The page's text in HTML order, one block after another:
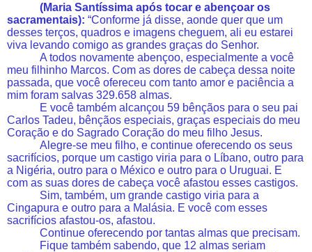
(Maria Santíssima após tocar e abençoar os
sacramentais): “Conforme já disse, aonde quer que um
desses terços, quadros e imagens cheguem, ali eu estarei
viva levando comigo as grandes graças do Senhor.
A todos novamente abençoo, especialmente a você
meu filhinho Marcos. Com as dores de cabeça dessa noite
passada, que você ofereceu com tanto amor e paciência a
mim foram salvas 329.658 almas.
E você também alcançou 59 bênçãos para o seu pai
Carlos Tadeu, bênçãos especiais, graças especiais do meu
Coração e do Sagrado Coração do meu filho Jesus.
Alegre-se meu filho, e continue oferecendo os seus
sacrifícios, porque um castigo viria para o Líbano, outro para
a Nigéria, outro para o México e outro para o Uruguai. E
com as suas dores de cabeça você afastou esses castigos.
Sim, também, um grande castigo viria para a
Cingapura e outro para a Malásia. E você com esses
sacrifícios afastou-os, afastou.
Continue oferecendo por tantas almas que precisam.
Fique também sabendo, que 12 almas seriam